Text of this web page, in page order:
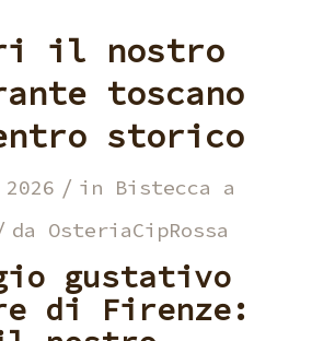
il nostro
toscano
storico
/ in Bistecca a
da OsteriaCipRossa
gustativo
di Firenze: